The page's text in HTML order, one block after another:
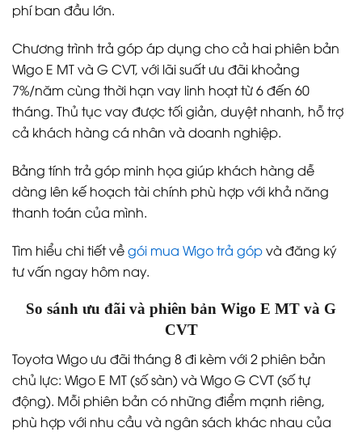
phí ban đầu lớn.
Chương trình trả góp áp dụng cho cả hai phiên bản
Wigo E MT và G CVT, với lãi suất ưu đãi khoảng
7%/năm cùng thời hạn vay linh hoạt từ 6 đến 60
tháng. Thủ tục vay được tối giản, duyệt nhanh, hỗ trợ
cả khách hàng cá nhân và doanh nghiệp.
Bảng tính trả góp minh họa giúp khách hàng dễ
dàng lên kế hoạch tài chính phù hợp với khả năng
thanh toán của mình.
Tìm hiểu chi tiết vềgói mua Wigo trả gópvà đăng ký
tư vấn ngay hôm nay.
So sánh ưu đãi và phiên bản Wigo E MT và G
CVT
Toyota Wigo ưu đãi tháng 8 đi kèm với 2 phiên bản
chủ lực: Wigo E MT (số sàn) và Wigo G CVT (số tự
động). Mỗi phiên bản có những điểm mạnh riêng,
phù hợp với nhu cầu và ngân sách khác nhau của